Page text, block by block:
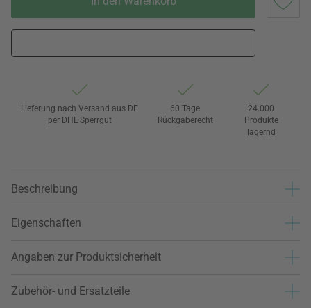
Lieferung nach Versand aus DE
per DHL Sperrgut
60 Tage
Rückgaberecht
24.000
Produkte
lagernd
Beschreibung
Eigenschaften
Angaben zur Produktsicherheit
Zubehör- und Ersatzteile